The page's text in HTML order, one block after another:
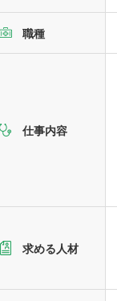
職種
仕事内容
求める人材